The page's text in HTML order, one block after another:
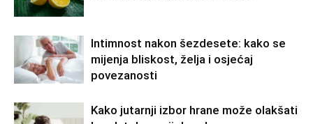
Intimnost nakon šezdesete: kako se
mijenja bliskost, želja i osjećaj
povezanosti
Kako jutarnji izbor hrane može olakšati